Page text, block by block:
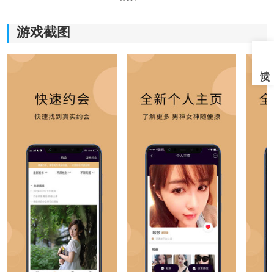
《秘觅交友》软件特色：
*所有的用户都是经过实名认证的，可以享受到爱情的甜
*摆脱更多的孤独，提供更多暖心的陪伴，共同庆祝美好
*了解更多的社交的方式，都是非常先进的。
*对于用户的身心都是有着很大的帮助的，朋友在生活中
也是有着非常重要的位置。
游戏截图